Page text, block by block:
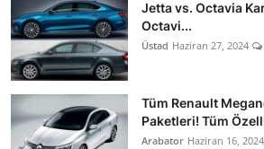
Jetta vs. Octavia
Octavi...
Üstad Haziran 27, 2024
Tüm Renault
Paketleri! Tüm
Arabator Haziran 16, 2024